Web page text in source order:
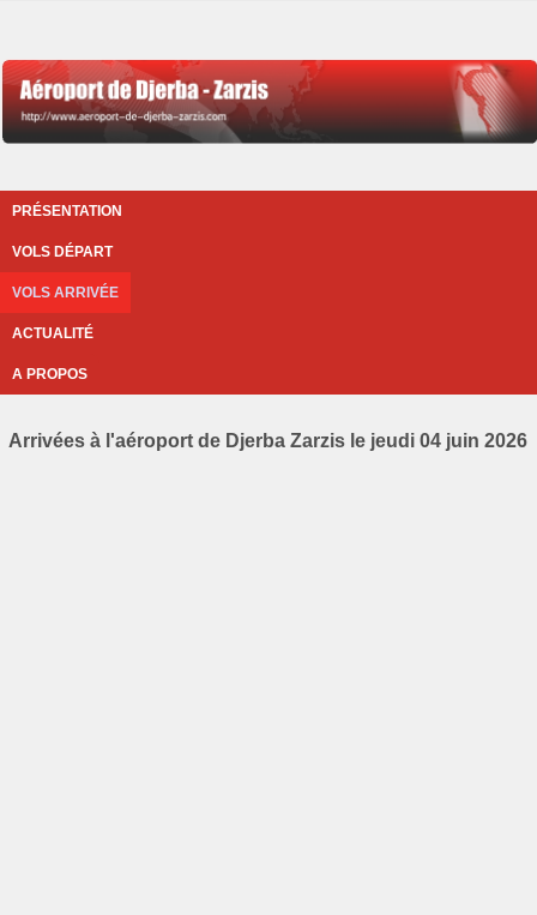
PRÉSENTATION
VOLS DÉPART
VOLS ARRIVÉE
ACTUALITÉ
A PROPOS
Arrivées à l'aéroport de Djerba Zarzis le jeudi 04 juin 2026